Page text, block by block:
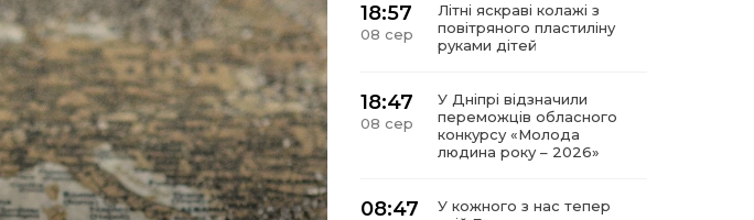
18:57
08 сер
Літні яскраві колажі з
повітряного пластиліну
руками дітей
18:47
08 сер
У Дніпрі відзначили
переможців обласного
конкурсу «Молода
людина року – 2026»
08:47
У кожного з нас тепер